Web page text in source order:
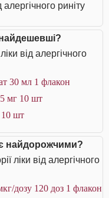
алергічного риніту
найдешевші?
від алергічного
30 мл 1 флакон
5 мг 10 шт
10 шт
є найдорожчими?
ліки від алергічного
дозу 120 доз 1 флакон